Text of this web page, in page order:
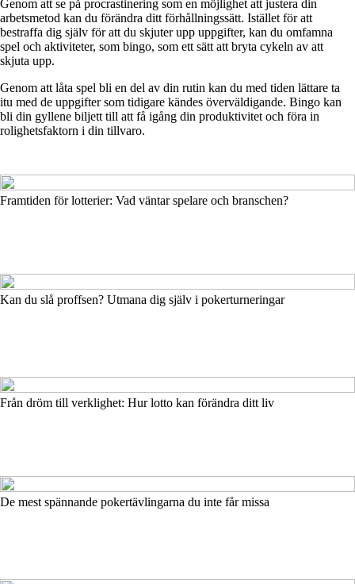
Genom att se på procrastinering som en möjlighet att justera din
arbetsmetod kan du förändra ditt förhållningssätt. Istället för att
bestraffa dig själv för att du skjuter upp uppgifter, kan du omfamna
spel och aktiviteter, som bingo, som ett sätt att bryta cykeln av att
skjuta upp.
Genom att låta spel bli en del av din rutin kan du med tiden lättare ta
itu med de uppgifter som tidigare kändes överväldigande. Bingo kan
bli din gyllene biljett till att få igång din produktivitet och föra in
rolighetsfaktorn i din tillvaro.
Framtiden för lotterier: Vad väntar spelare och branschen?
Kan du slå proffsen? Utmana dig själv i pokerturneringar
Från dröm till verklighet: Hur lotto kan förändra ditt liv
De mest spännande pokertävlingarna du inte får missa